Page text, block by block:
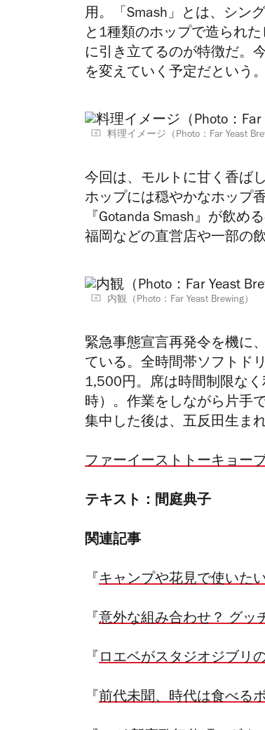
用。「Smash」とは、シン
と1種類のホップで造られ
に引き立てるのが特徴だ。
を変えていく予定だという。
料理イメージ（Photo：Far Yeast
今回は、モルトに甘く香ば
ホップには穏やかなホップ
『Gotanda Smash』が飲め
福岡などの直営店や一部の
内観（Photo：Far Yeast Brewing）
緊急事態宣言再発令を機に
ている。全時間帯ソフトド
1,500円。席は時間制限な
時）。 作業をしながら片手
集中した後は、五反田生ま
ファーイーストトーキョー
テキスト：間庭典子
関連記事
『 キャンプや花見で使いた
『 意外な組み合わせ？ グッ
『 ロエベがスタジオジブリ
『 前代未聞、時代は食べる